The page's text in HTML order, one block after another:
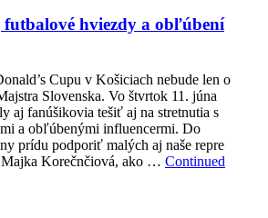
hviezdy a obľúbení
Cupu v Košiciach nebude len o
Slovenska. Vo štvrtok 11. júna
aj fanúšikovia tešiť aj na stretnutia s
a obľúbenými influencermi. Do
prídu podporiť malých aj naše repre
Korečnčiová, ako … Continued